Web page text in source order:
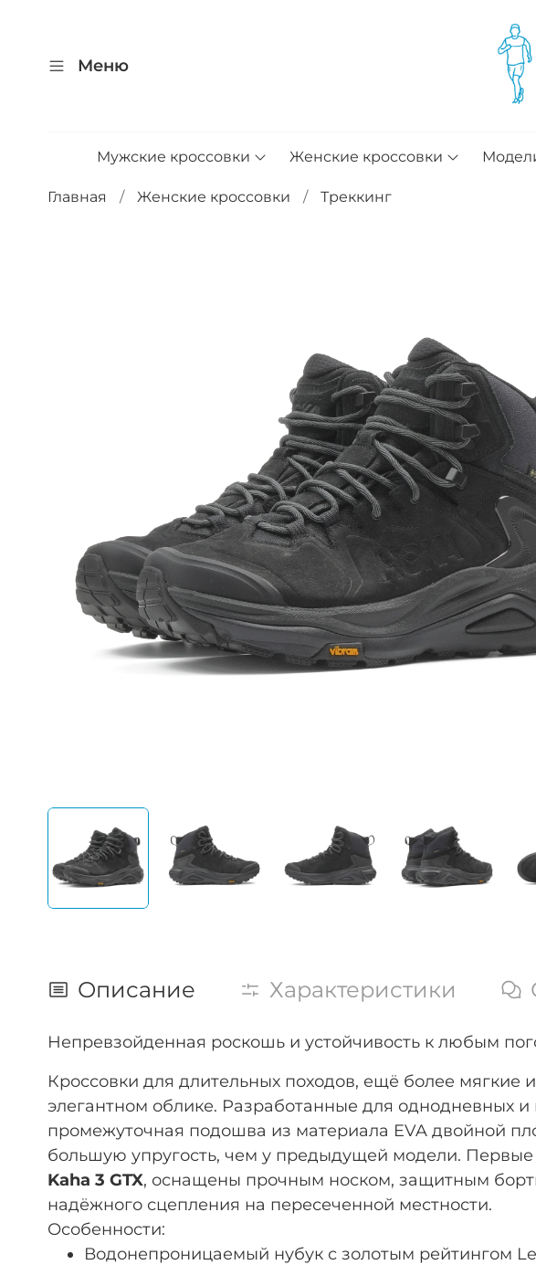
Меню
Мужские кроссовки Женские кроссовки
Главная Женские кроссовки Треккинг
Описание Характеристики
Непревзойденная роскошь и устойчивость к любым
Кроссовки для длительных походов, ещё более
элегантном облике. Разработанные для однодневных
промежуточная подошва из материала EVA двойной
большую упругость, чем у предыдущей модели. Первые
Kaha 3 GTX, оснащены прочным носком, защитным
надёжного сцепления на пересеченной местности.
Особенности:
Водонепроницаемый нубук с золотым рейтингом